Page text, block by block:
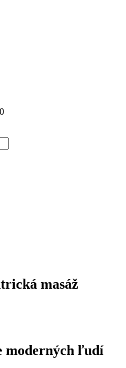
masáž
moderných ľudí